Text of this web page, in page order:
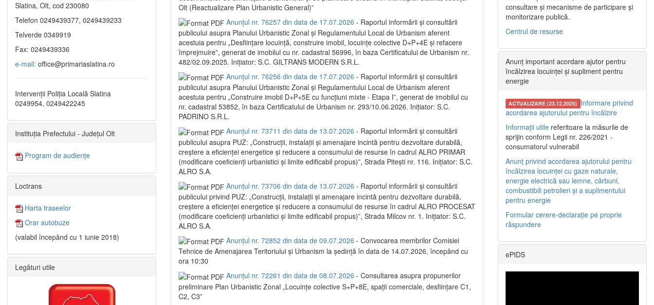
Olt (Reactualizare Plan Urbanistic General)”
Anunțul nr. 76257 din data de 17.07.2026 - Raportul informării și consultării
publicului asupra Planului Urbanistic Zonal și Regulamentului Local de Urbanism aferent
acestuia pentru „Desființare locuință, construire imobil, locuințe colective D+P+4E și refacere
împrejmuire”, generat de imobilul cu nr. cadastral 56996, în baza Certificatului de Urbanism nr.
482/02.09.2025. Inițiator: S.C. GILTRANS MODERN S.R.L.
Anunțul nr. 76256 din data de 17.07.2026 - Raportul informării și consultării
publicului asupra Planului Urbanistic Zonal și Regulamentului Local de Urbanism aferent
acestuia pentru „Construire imobil D+P+5E cu funcțiuni mixte - Etapa I”, generat de imobilul cu
nr. cadastral 53852, în baza Certificatului de Urbanism nr. 293/10.06.2026. Inițiator: S.C.
PADRINO S.R.L.
Anunțul nr. 73711 din data de 13.07.2026 - Raportul informării și consultării
publicului asupra PUZ: „Construcții, instalații și amenajare incintă pentru dezvoltare durabilă,
creștere a eficienței energetice și reducere a consumului de resurse în cadrul ALRO PRIMAR
(modificare coeficienți urbanistici și limite edificabil propus)”, Strada Pitești nr. 116. Inițiator: S.C.
ALRO S.A.
Anunțul nr. 73706 din data de 13.07.2026 - Raportul informării și consultării
publicului privind PUZ: „Construcții, instalații și amenajare incintă pentru dezvoltare durabilă,
creștere a eficienței energetice și reducere a consumului de resurse în cadrul ALRO PROCESAT
(modificare coeficienți urbanistici și limite edificabil propus)”, Strada Milcov nr. 1. Inițiator: S.C.
ALRO S.A.
Anunțul nr. 72852 din data de 09.07.2026 - Convocarea membrilor Comisiei
Tehnice de Amenajarea Teritoriului și Urbanism la ședință în data de 14.07.2026, începând cu
ora 10:30
Anunțul nr. 72261 din data de 08.07.2026 - Consultarea asupra propunerilor
preliminare Plan Urbanistic Zonal „Locuințe colective S+P+8E, spații comerciale, desființare C1,
C2, C3”
Slatina, Olt, cod 230080
Telefon 0249439377, 0249439233
Telverde 0349919
Fax: 0249439336
e-mail: office@primariaslatina.ro
Intervenții Poliția Locală Slatina
0249954, 0249422245
Instituția Prefectului - Județul Olt
Program de audiențe
Loctrans
Harta traseelor
Orar autobuze
(valabil începând cu 1 iunie 2018)
Legături utile
consultare și mecanisme de participare și
monitorizare publică.
Centrul de resurse
Anunț important acordare ajutor pentru
încălzirea locuinței și supliment pentru
energie
ACTUALIZARE (23.12.2025) Informare privind
acordarea ajutorului pentru încălzire
Informații utile referitoare la măsurile de
sprijin conform Legii nr. 226/2021 -
consumatorul vulnerabil
Anunț privind acordarea ajutorului pentru
încălzirea locuinței cu gaze naturale,
energie electrică sau lemne, cărbuni,
combustibili petrolieri și a suplimentului
pentru energie
Formular cerere-declarație pe proprie
răspundere
ePIDS